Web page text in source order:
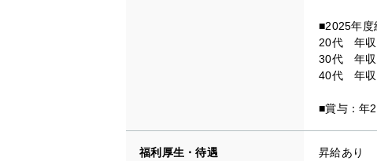
■2025年度
20代 年
30代 年収
40代 年
■賞与：年
福利厚生・待遇
昇給あり